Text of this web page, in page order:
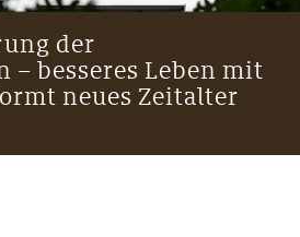
>
>
der
– besseres Leben mit
neues Zeitalter